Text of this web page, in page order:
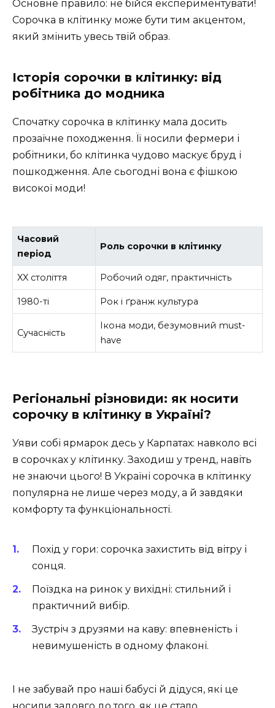
Основне правило: не бійся експериментувати!
Сорочка в клітинку може бути тим акцентом,
який змінить увесь твій образ.
Історія сорочки в клітинку: від
робітника до модника
Спочатку сорочка в клітинку мала досить
прозаїчне походження. Її носили фермери і
робітники, бо клітинка чудово маскує бруд і
пошкодження. Але сьогодні вона є фішкою
високої моди!
Часовий
період
Роль сорочки в клітинку
XX століття Робочий одяг, практичність
1980-ті Рок і ґранж культура
Сучасність
Ікона моди, безумовний must-
have
Регіональні різновиди: як носити
сорочку в клітинку в Україні?
Уяви собі ярмарок десь у Карпатах: навколо всі
в сорочках у клітинку. Заходиш у тренд, навіть
не знаючи цього! В Україні сорочка в клітинку
популярна не лише через моду, а й завдяки
комфорту та функціональності.
Похід у гори: сорочка захистить від вітру і
сонця.
Поїздка на ринок у вихідні: стильний і
практичний вибір.
Зустріч з друзями на каву: впевненість і
невимушеність в одному флаконі.
І не забувай про наші бабусі й дідуся, які це
носили задовго до того, як це стало